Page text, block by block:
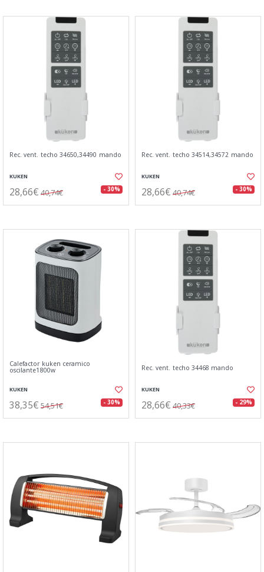
Rec. vent. techo 34650,34490 mando
KUKEN
28,66€ 40,74€ - 30%
Rec. vent. techo 34514,34572 mando
KUKEN
28,66€ 40,74€ - 30%
Calefactor kuken ceramico
oscilante1800w
KUKEN
38,35€ 54,51€ - 30%
Rec. vent. techo 34468 mando
KUKEN
28,66€ 40,33€ - 29%